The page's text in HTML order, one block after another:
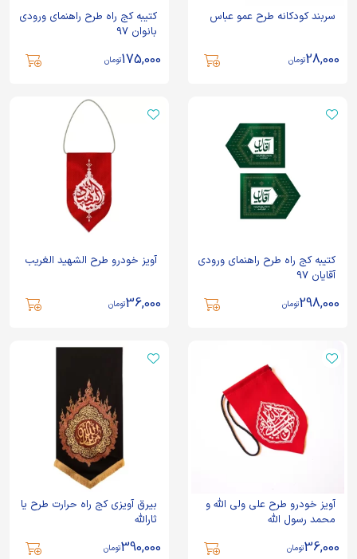
سربند کودکانه طرح عمو عباس
28,000تومان
کتیبه کج راه طرح راهنمای ورودی
بانوان 97
175,000تومان
کتیبه کج راه طرح راهنمای ورودی
آقایان 97
298,000تومان
آویز خودرو طرح الشهید الغریب
36,000تومان
آویز خودرو طرح علی ولی الله و
محمد رسول الله
36,000تومان
بیرق آویزی کج راه حرارت طرح یا
ثارالله
390,000تومان